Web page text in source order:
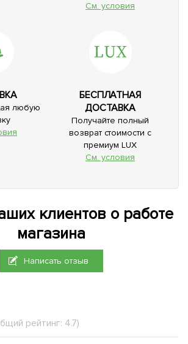
См. условия
любую
БЕСПЛАТНАЯ
ДОСТАВКА
Получайте полный
возврат стоимости с
премиум LUX
См. условия
клиентов о работе
магазина
Написать отзыв
рейтинг: 4.7)